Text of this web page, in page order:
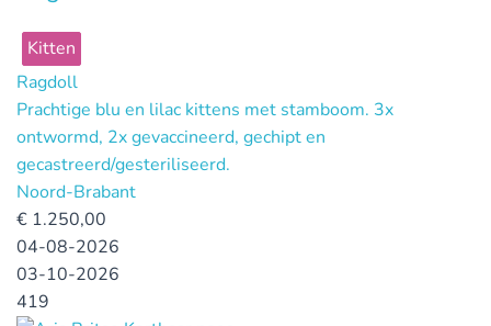
Kitten
Ragdoll
Prachtige blu en lilac kittens met stamboom. 3x
ontwormd, 2x gevaccineerd, gechipt en
gecastreerd/gesteriliseerd.
Noord-Brabant
€ 1.250,00
04-08-2026
03-10-2026
419